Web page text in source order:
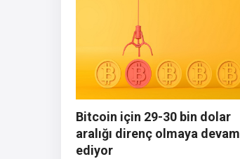
Bitcoin için 29-30 bin dolar
aralığı direnç olmaya devam
ediyor